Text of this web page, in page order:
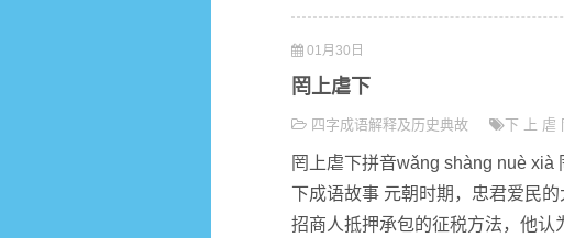
01月30日
罔上虐下
四字成语解释及历史典故 下 上 虐
罔上虐下拼音wǎng shàng nuè xià
下成语故事 元朝时期，忠君爱民
招商人抵押承包的征税方法，他认